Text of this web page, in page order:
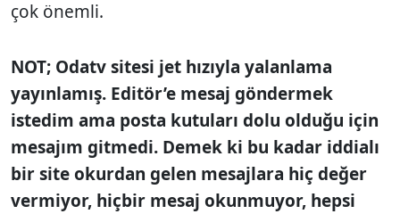
çok önemli.
NOT; Odatv sitesi jet hızıyla yalanlama
yayınlamış. Editör’e mesaj göndermek
istedim ama posta kutuları dolu olduğu için
mesajım gitmedi. Demek ki bu kadar iddialı
bir site okurdan gelen mesajlara hiç değer
vermiyor, hiçbir mesaj okunmuyor, hepsi